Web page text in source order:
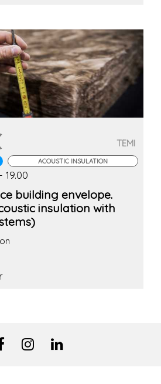
TEMI
ACOUSTIC INSULATION
19.00
building envelope.
insulation with